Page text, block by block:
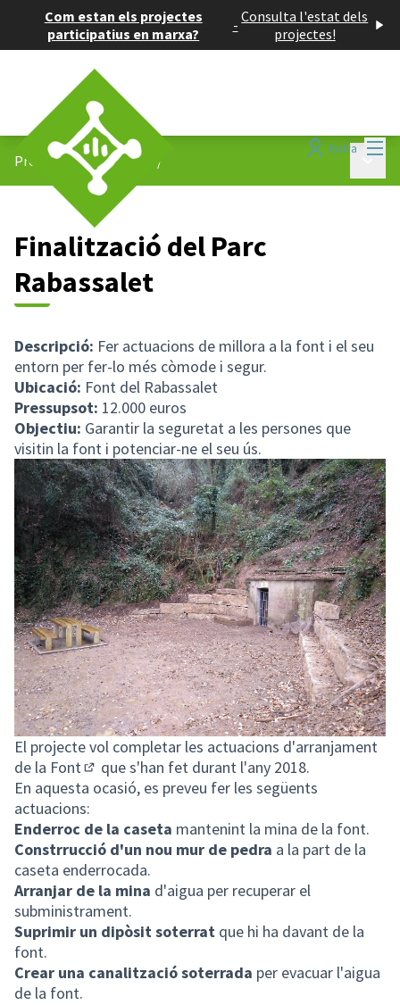
Com estan els projectes
participatius en marxa?
- Consulta l'estat dels
projectes!
Entra
Projectes participatius /
Finalització del Parc
Rabassalet
Descripció: Fer actuacions de millora a la font i el seu
entorn per fer-lo més còmode i segur.
Ubicació: Font del Rabassalet
Pressupsot: 12.000 euros
Objectiu: Garantir la seguretat a les persones que
visitin la font i potenciar-ne el seu ús.
El projecte vol completar les actuacions d'arranjament
de la Font
(Obrir en una pestanya nova)
que s'han fet durant l'any 2018.
En aquesta ocasió, es preveu fer les següents
actuacions:
Enderroc de la caseta mantenint la mina de la font.
Constrrucció d'un nou mur de pedra a la part de la
caseta enderrocada.
Arranjar de la mina d'aigua per recuperar el
subministrament.
Suprimir un dipòsit soterrat que hi ha davant de la
font.
Crear una canalització soterrada per evacuar l'aigua
de la font.